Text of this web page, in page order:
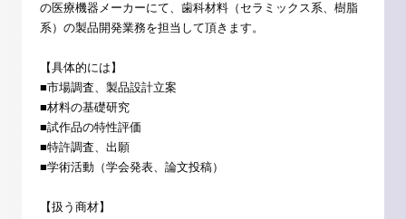
の医療機器メーカーにて、歯科材料（セラミックス系、樹脂
系）の製品開発業務を担当して頂きます。
【具体的には】
■市場調査、製品設計立案
■材料の基礎研究
■試作品の特性評価
■特許調査、出願
■学術活動（学会発表、論文投稿）
【扱う商材】